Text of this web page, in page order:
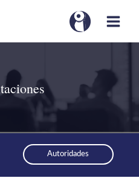
Autoridades